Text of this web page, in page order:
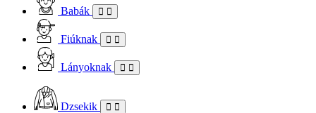
Babák
Fiúknak
Lányoknak
Dzsekik